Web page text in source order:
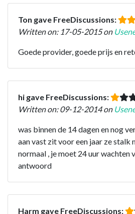
Ton gave FreeDiscussions:
Written on: 17-05-2015 on
Goede provider, goede prijs en
hi gave FreeDiscussions:
Written on: 09-12-2014 on
was binnen de 14 dagen en nog
aan vast zit voor een jaar ze stalk
normaal , je moet 24 uur wachten
antwoord
Harm gave FreeDiscussions: